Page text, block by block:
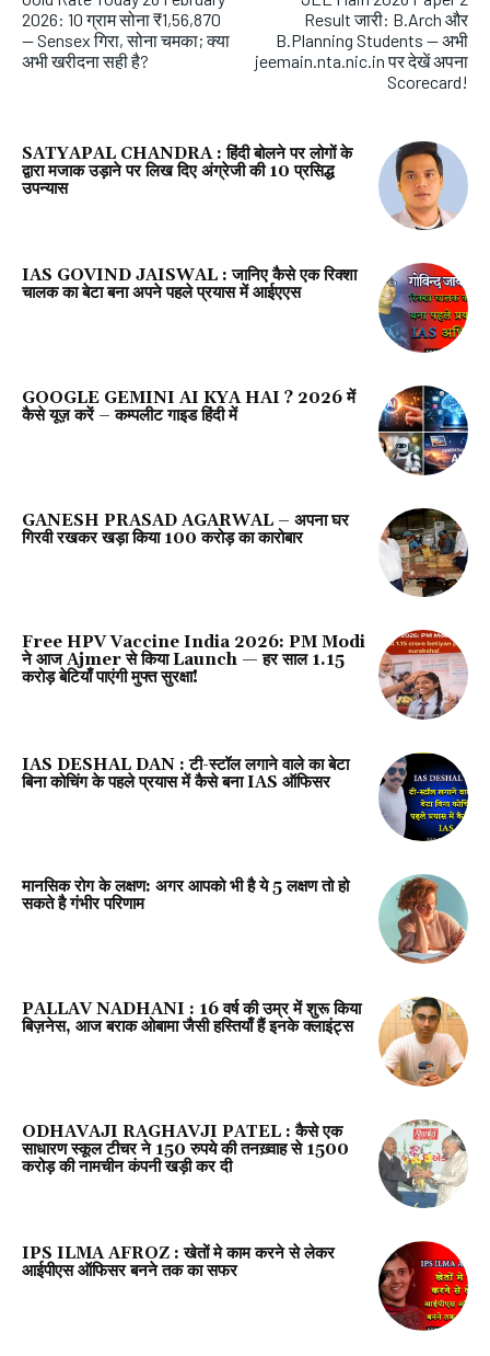
2026: 10 ग्राम सोना ₹1,56,870
— Sensex गिरा, सोना चमका; क्या
अभी खरीदना सही है?
Result जारी: B.Arch और
B.Planning Students — अभी
jeemain.nta.nic.in पर देखें अपना
Scorecard!
SATYAPAL CHANDRA : हिंदी बोलने पर लोगों के
द्वारा मजाक उड़ाने पर लिख दिए अंग्रेजी की 10 प्रसिद्ध
उपन्यास
IAS GOVIND JAISWAL : जानिए कैसे एक रिक्शा
चालक का बेटा बना अपने पहले प्रयास में आईएएस
GOOGLE GEMINI AI KYA HAI ? 2026 में
कैसे यूज़ करें – कम्पलीट गाइड हिंदी में
GANESH PRASAD AGARWAL – अपना घर
गिरवी रखकर खड़ा किया 100 करोड़ का कारोबार
Free HPV Vaccine India 2026: PM Modi
ने आज Ajmer से किया Launch — हर साल 1.15
करोड़ बेटियाँ पाएंगी मुफ्त सुरक्षा!
IAS DESHAL DAN : टी-स्टॉल लगाने वाले का बेटा
बिना कोचिंग के पहले प्रयास में कैसे बना IAS ऑफिसर
मानसिक रोग के लक्षण: अगर आपको भी है ये 5 लक्षण तो हो
सकते है गंभीर परिणाम
PALLAV NADHANI : 16 वर्ष की उम्र में शुरू किया
बिज़नेस, आज बराक ओबामा जैसी हस्तियाँ हैं इनके क्लाइंट्स
ODHAVAJI RAGHAVJI PATEL : कैसे एक
साधारण स्कूल टीचर ने 150 रुपये की तनख़्वाह से 1500
करोड़ की नामचीन कंपनी खड़ी कर दी
IPS ILMA AFROZ : खेतों मे काम करने से लेकर
आईपीएस ऑफिसर बनने तक का सफर